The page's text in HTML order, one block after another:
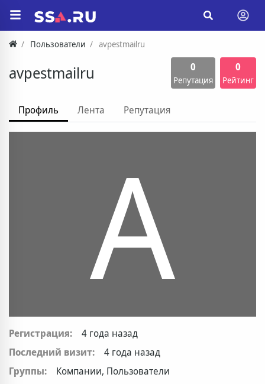
Пользователи avpestmailru
avpestmailru 0
Репутация
0
Рейтинг
Профиль Лента Репутация
A
Регистрация:
4 года назад
Последний визит:
4 года назад
Группы:
Компании, Пользователи